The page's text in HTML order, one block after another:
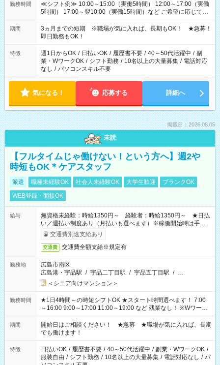
勤務時間
≪シフト例≫ 10:00～15:00（実働5時間） 12:00～17:00（実働
5時間） 17:00～翌10:00（実働15時間）など ご希望に応じて、
働く時間は調整できます！ お気軽に担当へ相談ください！
期間
3ヵ月までの短期 ※職場が気に入れば、長期もOK！ ★急募！
即日勤務もOK！
特徴 週1日からOK / 日払いOK / 履歴書不要 / 40～50代活躍中 / 副
業・WワークOK / シフト勤務 / 10名以上の大量募集 / 電話対応
なし / パソコンスキル不要
気になる！ 応募する 詳細へ
掲載日：2026.08.05
未読
【フルタイムじゃ働けない！という方へ】週2や
時短もOK＊ケアスタッフ
派遣 職種未経験OK 社会人未経験OK 大学生歓迎
ブランクOK
WEB登録・面接OK
給与
無資格未経験：時給1350円～ 経験者：時給1350円～ ★日払
い／週払い制度あり（月払いも選べます）※稼働開始時は手続き
完了次第のお支払いとなります。
交通費別途支給あり
交通費 交通費全額支給※規定有
勤務地
広島市南区
広島港・宇品駅 / 宇品二丁目駅 / 宇品五丁目駅 / …
＜シニア向けマンション＞
勤務時間
★1日4時間～の時短シフトOK ★スタート時間選べます！ 7:00
～16:00 9:00～17:00 11:00～19:00 など 残業なし！ ※Wワーク
の場合、他のお仕事と合わせ週40時間超の就業はご案内できま
せん ※法令に基づき、週20時間以上勤務は社会保険への加入対
象となります ※労働者派遣法（日雇い派遣の原則禁止）によ
り、短時間・短期間の就業はご案内が難しい場合があります
期間
開始日はご相談ください！ ★急募 ★職場が気に入れば、長期
でも働けます！
特徴 日払いOK / 履歴書不要 / 40～50代活躍中 / 副業・WワークOK /
服装自由 / シフト勤務 / 10名以上の大量募集 / 電話対応なし / パ